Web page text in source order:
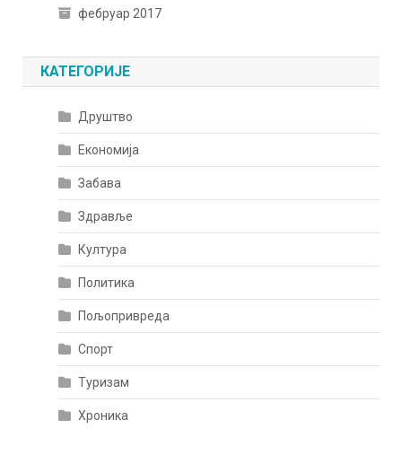
фебруар 2017
КАТЕГОРИЈЕ
Друштво
Економија
Забава
Здравље
Култура
Политика
Пољопривреда
Спорт
Туризам
Хроника